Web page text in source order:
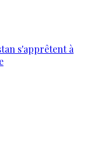
s'apprêtent à